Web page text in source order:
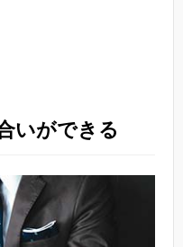
いができる